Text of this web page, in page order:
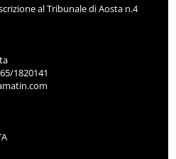
al Tribunale di Aosta n.4
1820141